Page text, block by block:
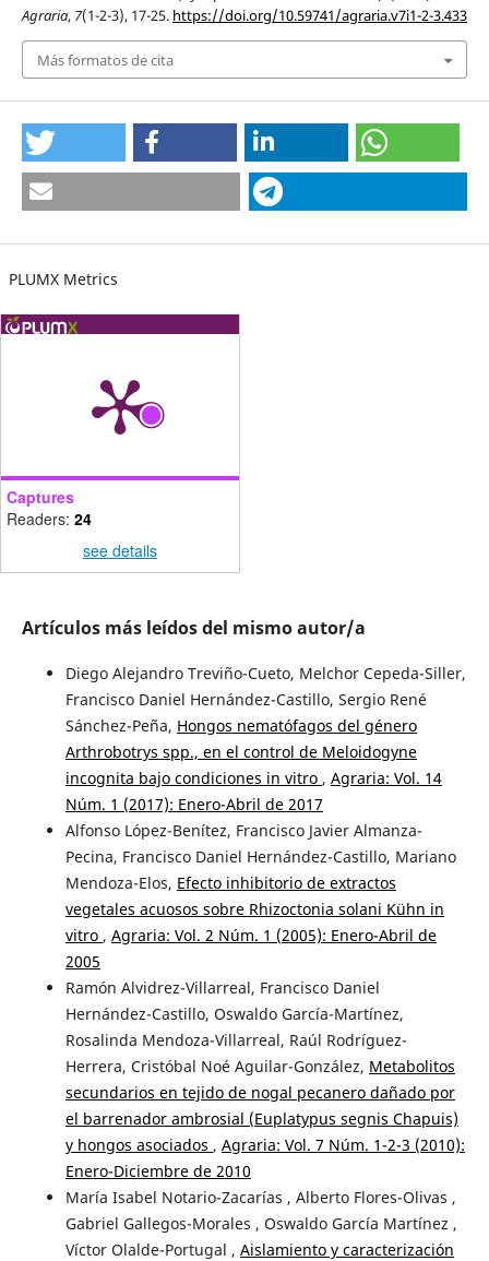
Agraria, 7(1-2-3), 17-25. https://doi.org/10.59741/agraria.v7i1-2-3.433
Más formatos de cita
PLUMX Metrics
Captures
Readers: 24
see details
Artículos más leídos del mismo autor/a
Diego Alejandro Treviño-Cueto, Melchor Cepeda-Siller,
Francisco Daniel Hernández-Castillo, Sergio René
Sánchez-Peña, Hongos nematófagos del género
Arthrobotrys spp., en el control de Meloidogyne
incognita bajo condiciones in vitro , Agraria: Vol. 14
Núm. 1 (2017): Enero-Abril de 2017
Alfonso López-Benítez, Francisco Javier Almanza-
Pecina, Francisco Daniel Hernández-Castillo, Mariano
Mendoza-Elos, Efecto inhibitorio de extractos
vegetales acuosos sobre Rhizoctonia solani Kühn in
vitro , Agraria: Vol. 2 Núm. 1 (2005): Enero-Abril de
2005
Ramón Alvidrez-Villarreal, Francisco Daniel
Hernández-Castillo, Oswaldo García-Martínez,
Rosalinda Mendoza-Villarreal, Raúl Rodríguez-
Herrera, Cristóbal Noé Aguilar-González, Metabolitos
secundarios en tejido de nogal pecanero dañado por
el barrenador ambrosial (Euplatypus segnis Chapuis)
y hongos asociados , Agraria: Vol. 7 Núm. 1-2-3 (2010):
Enero-Diciembre de 2010
María Isabel Notario-Zacarías , Alberto Flores-Olivas ,
Gabriel Gallegos-Morales , Oswaldo García Martínez ,
Víctor Olalde-Portugal , Aislamiento y caracterización